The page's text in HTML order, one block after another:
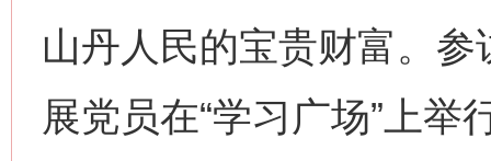
山丹人民的宝贵财富。
展党员在“学习广场”上